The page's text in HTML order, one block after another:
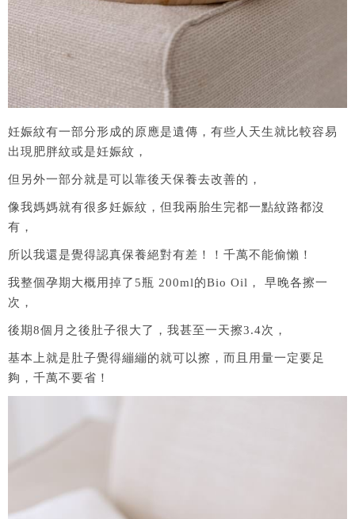
妊娠紋有一部分形成的原應是遺傳，有些人天生就比較容易
出現肥胖紋或是妊娠紋，
但另外一部分就是可以靠後天保養去改善的，
像我媽媽就有很多妊娠紋，但我兩胎生完都一點紋路都沒
有，
所以我還是覺得認真保養絕對有差！！千萬不能偷懶！
我整個孕期大概用掉了5瓶 200ml的Bio Oil， 早晚各擦一
次，
後期8個月之後肚子很大了，我甚至一天擦3.4次，
基本上就是肚子覺得繃繃的就可以擦，而且用量一定要足
夠，千萬不要省！